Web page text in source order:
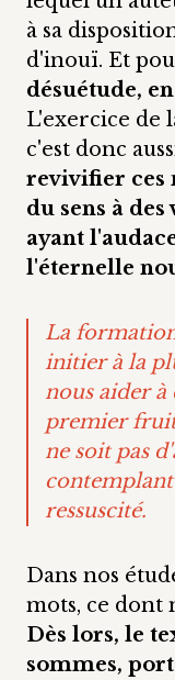
à sa
d'inouï. Et
désuétude,
L'exercice de
c'est donc
revivifier ces
du sens à
ayant
l'éternelle
La
initier à la
nous aider à
premier
ne soit pas
ressuscité.
Dans nos
mots, ce dont
Dès lors, le
sommes,